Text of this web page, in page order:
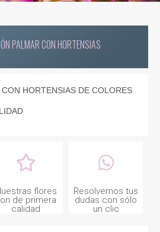
PALMAR CON HORTENSIAS
HORTENSIAS DE COLORES
flores
de primera
calidad
Resolvemos tus
dudas con sólo
un clic